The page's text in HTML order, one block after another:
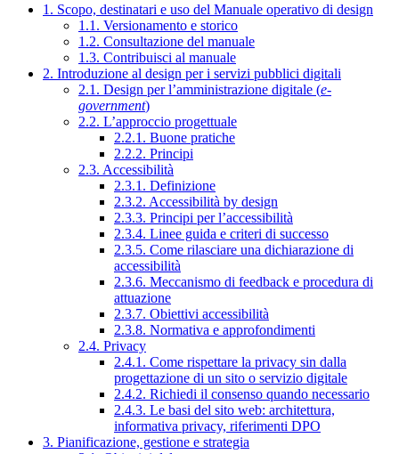
1. Scopo, destinatari e uso del Manuale operativo di design
1.1. Versionamento e storico
1.2. Consultazione del manuale
1.3. Contribuisci al manuale
2. Introduzione al design per i servizi pubblici digitali
2.1. Design per l’amministrazione digitale (e-
government)
2.2. L’approccio progettuale
2.2.1. Buone pratiche
2.2.2. Principi
2.3. Accessibilità
2.3.1. Definizione
2.3.2. Accessibilità by design
2.3.3. Principi per l’accessibilità
2.3.4. Linee guida e criteri di successo
2.3.5. Come rilasciare una dichiarazione di
accessibilità
2.3.6. Meccanismo di feedback e procedura di
attuazione
2.3.7. Obiettivi accessibilità
2.3.8. Normativa e approfondimenti
2.4. Privacy
2.4.1. Come rispettare la privacy sin dalla
progettazione di un sito o servizio digitale
2.4.2. Richiedi il consenso quando necessario
2.4.3. Le basi del sito web: architettura,
informativa privacy, riferimenti DPO
3. Pianificazione, gestione e strategia